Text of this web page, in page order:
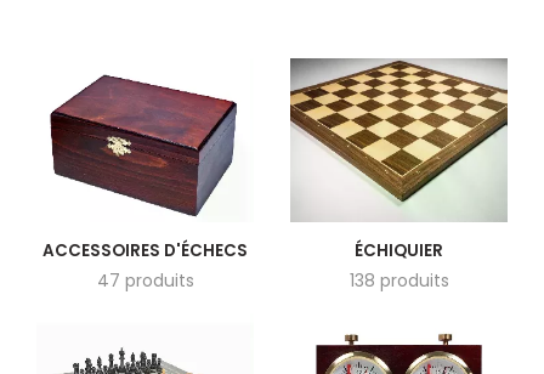
ACCESSOIRES D'ÉCHECS
47 produits
ÉCHIQUIER
138 produits